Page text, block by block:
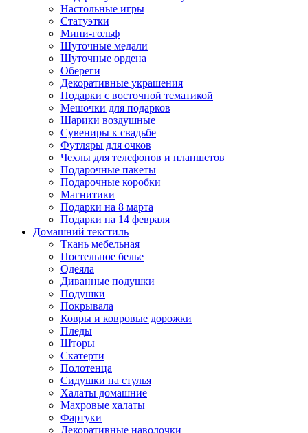
Настольные игры
Статуэтки
Мини-гольф
Шуточные медали
Шуточные ордена
Обереги
Декоративные украшения
Подарки с восточной тематикой
Мешочки для подарков
Шарики воздушные
Сувениры к свадьбе
Футляры для очков
Чехлы для телефонов и планшетов
Подарочные пакеты
Подарочные коробки
Магнитики
Подарки на 8 марта
Подарки на 14 февраля
Домашний текстиль
Ткань мебельная
Постельное белье
Одеяла
Диванные подушки
Подушки
Покрывала
Ковры и ковровые дорожки
Пледы
Шторы
Скатерти
Полотенца
Сидушки на стулья
Халаты домашние
Махровые халаты
Фартуки
Декоративные наволочки